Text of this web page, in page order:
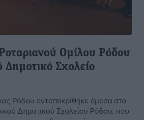
Ομίλου Ρόδου
Δημοτικό Σχολείο
Ρόδου ανταποκρίθηκε άμεσα στο
Δημοτικού Σχολείου Ρόδου, που